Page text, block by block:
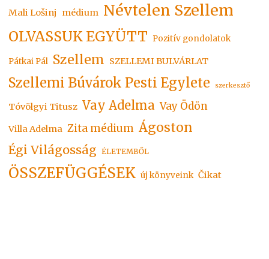
Mali Lošinj médium Névtelen Szellem
OLVASSUK EGYÜTT Pozitív gondolatok
Pátkai Pál Szellem SZELLEMI BULVÁRLAT
Szellemi Búvárok Pesti Egylete szerkesztő
Tóvölgyi Titusz Vay Adelma Vay Ödön
Villa Adelma Zita médium Ágoston
Égi Világosság ÉLETEMBŐL
ÖSSZEFÜGGÉSEK új könyveink Čikat